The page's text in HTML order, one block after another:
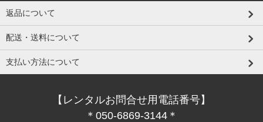
返品について
配送・送料について
支払い方法について
【レンタルお問合せ用電話番号】
＊050-6869-3144＊